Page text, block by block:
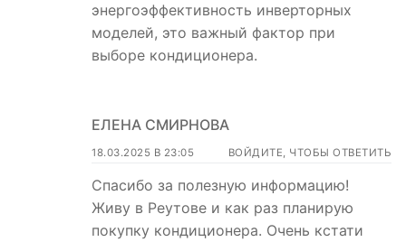
энергоэффективность инверторных
моделей, это важный фактор при
выборе кондиционера.
ЕЛЕНА СМИРНОВА
18.03.2025 В 23:05 ВОЙДИТЕ, ЧТОБЫ ОТВЕТИТЬ
Спасибо за полезную информацию!
Живу в Реутове и как раз планирую
покупку кондиционера. Очень кстати